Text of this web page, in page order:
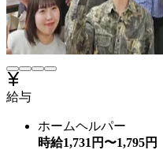
給与
ホームヘルパー
時給1,731 円〜1,795円